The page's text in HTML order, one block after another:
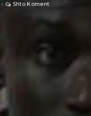
Shto Koment